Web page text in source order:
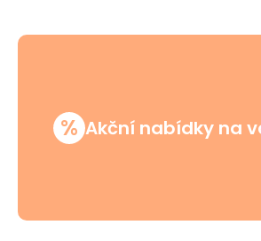
% Akční nabídky na